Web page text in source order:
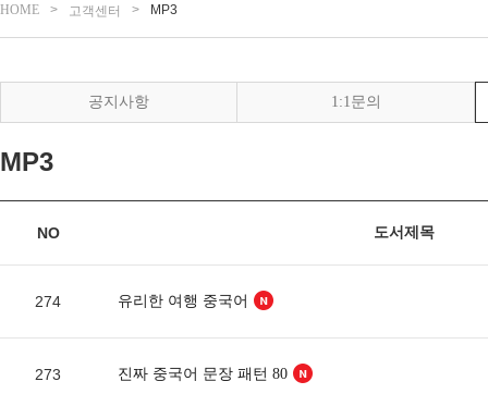
HOME 고객센터 MP3
공지사항 1:1문의
MP3
NO 도서제목
274 유리한 여행 중국어
273 진짜 중국어 문장 패턴 80